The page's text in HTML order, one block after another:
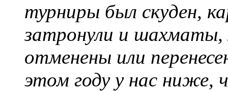
турниры был скуден,
затронули и
отменены или
этом году у нас ниже,